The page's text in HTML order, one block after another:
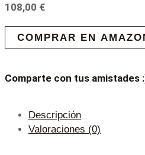
108,00 €
COMPRAR EN
Comparte con tus amistades
Descripción
Valoraciones (0)